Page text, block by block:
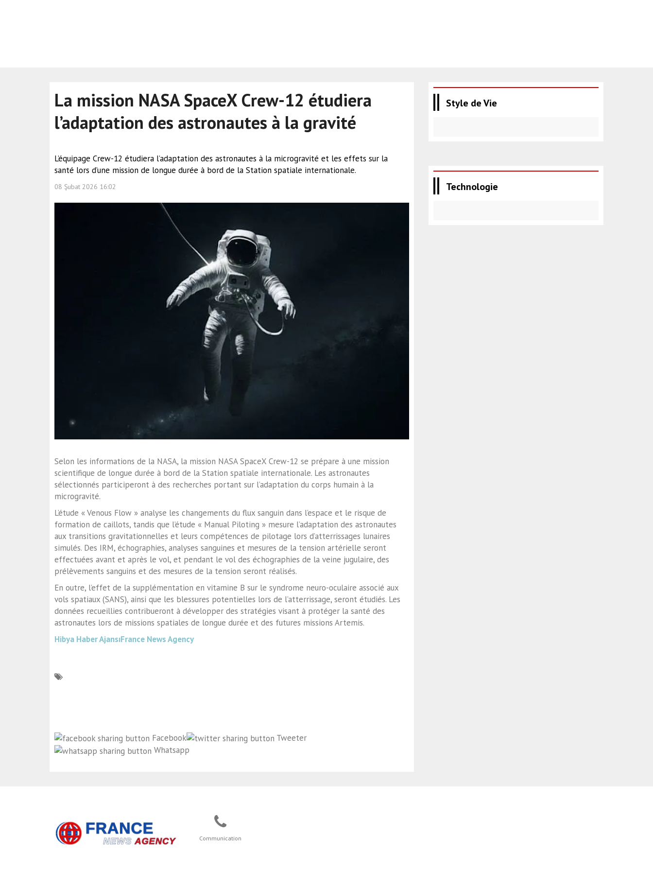
La mission NASA SpaceX Crew-12 étudiera
l’adaptation des astronautes à la gravité
L’équipage Crew-12 étudiera l’adaptation des astronautes à la microgravité et les effets sur la
santé lors d’une mission de longue durée à bord de la Station spatiale internationale.
08 Şubat 2026 16:02
Selon les informations de la NASA, la mission NASA SpaceX Crew-12 se prépare à une mission
scientifique de longue durée à bord de la Station spatiale internationale. Les astronautes
sélectionnés participeront à des recherches portant sur l’adaptation du corps humain à la
microgravité.
L’étude « Venous Flow » analyse les changements du flux sanguin dans l’espace et le risque de
formation de caillots, tandis que l’étude « Manual Piloting » mesure l’adaptation des astronautes
aux transitions gravitationnelles et leurs compétences de pilotage lors d’atterrissages lunaires
simulés. Des IRM, échographies, analyses sanguines et mesures de la tension artérielle seront
effectuées avant et après le vol, et pendant le vol des échographies de la veine jugulaire, des
prélèvements sanguins et des mesures de la tension seront réalisés.
En outre, l’effet de la supplémentation en vitamine B sur le syndrome neuro-oculaire associé aux
vols spatiaux (SANS), ainsi que les blessures potentielles lors de l’atterrissage, seront étudiés. Les
données recueillies contribueront à développer des stratégies visant à protéger la santé des
astronautes lors de missions spatiales de longue durée et des futures missions Artemis.
Hibya Haber AjansıFrance News Agency
Facebook
Tweeter
Whatsapp
Style de Vie
Technologie
Communication